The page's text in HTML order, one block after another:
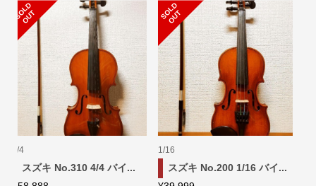
バイ...
S
L
D
O
U
スズキ No.300 1/16 バイ...
S
L
D
O
U
スズキ No.360 1/8 バイ